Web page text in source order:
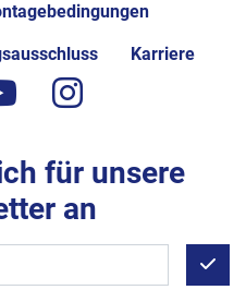
Karriere
youtubeinstagram
für unsere
an